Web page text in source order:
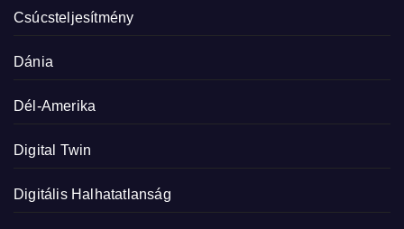
Csúcsteljesítmény
Dánia
Dél-Amerika
Digital Twin
Digitális Halhatatlanság